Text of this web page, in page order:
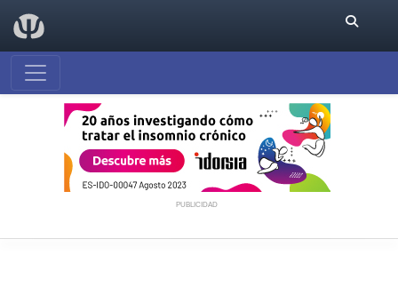
PUBLICIDAD